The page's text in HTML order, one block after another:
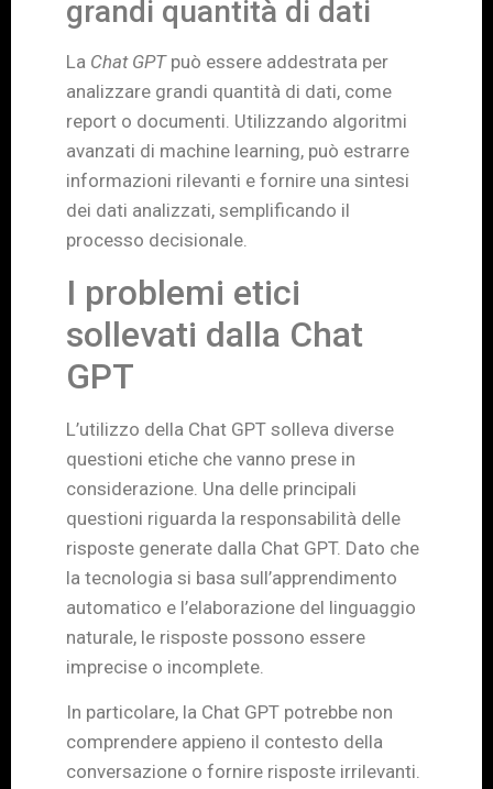
grandi quantità di dati
La Chat GPTpuò essere addestrata per
analizzare grandi quantità di dati, come
report o documenti. Utilizzando algoritmi
avanzati di machine learning, può estrarre
informazioni rilevanti e fornire una sintesi
dei dati analizzati, semplificando il
processo decisionale.
I problemi etici
sollevati dalla Chat
GPT
L’utilizzo della Chat GPT solleva diverse
questioni etiche che vanno prese in
considerazione. Una delle principali
questioni riguarda la responsabilità delle
risposte generate dalla Chat GPT. Dato che
la tecnologia si basa sull’apprendimento
automatico e l’elaborazione del linguaggio
naturale, le risposte possono essere
imprecise o incomplete.
In particolare, la Chat GPT potrebbe non
comprendere appieno il contesto della
conversazione o fornire risposte irrilevanti.